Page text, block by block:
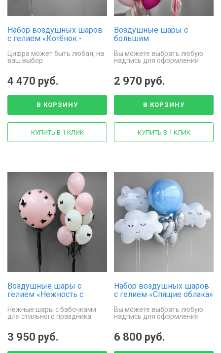
Набор воздушных шаров
с гелием «Котёнок -
Цифра может быть любая, на
ваш выбор
4 470 руб.
В КОРЗИНУ
КУПИТЬ В 1 КЛИК
Воздушные шары с
большим
сердцем «Фуксия и
пудра»
Вы можете выбрать любую
надпись для оформления
2 970 руб.
В КОРЗИНУ
КУПИТЬ В 1 КЛИК
Воздушные шары с
гелием «Нежность с
Нежные шары с бабочками
для стильного праздника
3 950 руб.
Набор воздушных шаров
с гелием «Спящие облака»
Вы можете выбрать любую
надпись для оформления
6 800 руб.